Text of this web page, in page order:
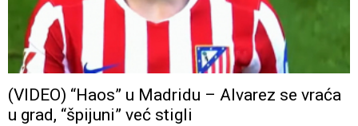
(VIDEO) “Haos” u Madridu – Alvarez se vraća
u grad, “špijuni” već stigli